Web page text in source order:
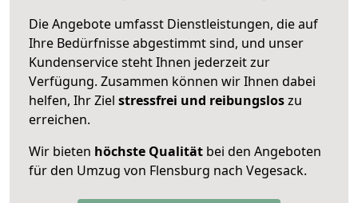
Die Angebote umfasst Dienstleistungen, die auf
Ihre Bedürfnisse abgestimmt sind, und unser
Kundenservice steht Ihnen jederzeit zur
Verfügung. Zusammen können wir Ihnen dabei
helfen, Ihr Ziel stressfrei und reibungsloszu
erreichen.
Wir bieten höchste Qualität bei den Angeboten
für den Umzug von Flensburg nach Vegesack.